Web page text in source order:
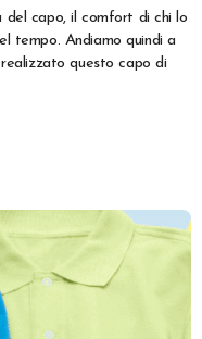
del capo, il comfort di chi lo
tempo. Andiamo quindi a
questo capo di